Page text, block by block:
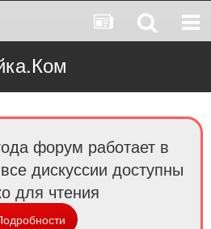
форум работает в
дискуссии доступны
для чтения